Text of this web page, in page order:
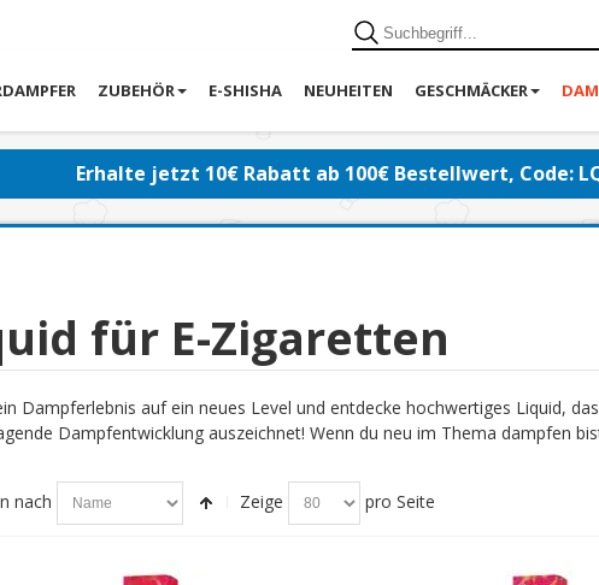
ZUBEHÖR E-SHISHA NEUHEITEN GESCHMÄCKER
Erhalte jetzt 10€ Rabatt ab 100€ Bestellwert, Code:
für E-Zigaretten
Dampferlebnis auf ein neues Level und entdecke hochwertiges Liquid,
Dampfentwicklung auszeichnet! Wenn du neu im Thema dampfen
nach Zeige pro Seite